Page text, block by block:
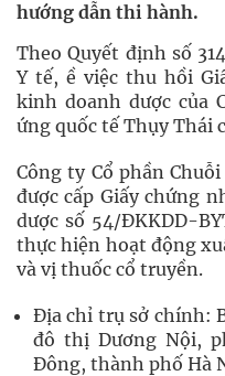
hướng dẫn thi hành.
Theo Quyết định số
Y tế, ề việc thu hồi
kinh doanh dược của
ứng quốc tế Thụy Thái
Công ty Cổ phần
được cấp Giấy chứng
dược số 54/ĐKKDD-
thực hiện hoạt động
và vị thuốc cổ truyền.
Địa chỉ trụ sở chính:
đô thị Dương Nội,
Đông, thành phố Hà